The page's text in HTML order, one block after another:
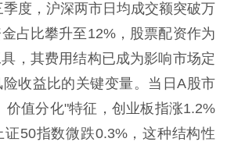
度，沪深两市日均成交额突破万
占比攀升至12%，股票配资作为
，其费用结构已成为影响市场定
收益比的关键变量。当日A股市
价值分化"特征，创业板指涨1.2%
50指数微跌0.3%，这种结构性